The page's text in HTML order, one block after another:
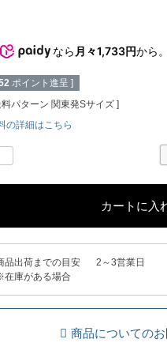
なら 月々1,733円から
ポイント進呈 ]
パターン 関東発Sサイズ
の詳細はこちら
カートに入
品出荷までの目安
庫がある場合
2～3営業日
商品についての